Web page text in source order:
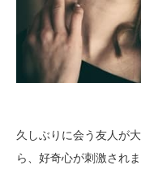
久しぶりに会う友人が
ら、好奇心が刺激され